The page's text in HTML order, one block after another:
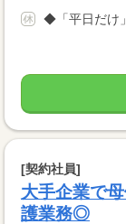
◆「平日だけ
[契約社員]
大手企業で
護業務◎